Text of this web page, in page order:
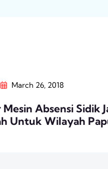
March 26, 2018
Absensi Sidik
Untuk Wilayah